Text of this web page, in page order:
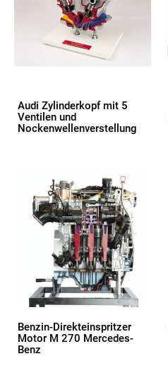
Audi Zylinderkopf mit 5
Ventilen und
Nockenwellenverstellung
Benzin-Direkteinspritzer
Motor M 270 Mercedes-
Benz